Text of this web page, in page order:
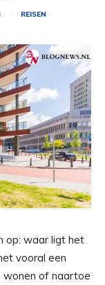
REISEN
op: waar ligt het
vooral een
wonen of naartoe